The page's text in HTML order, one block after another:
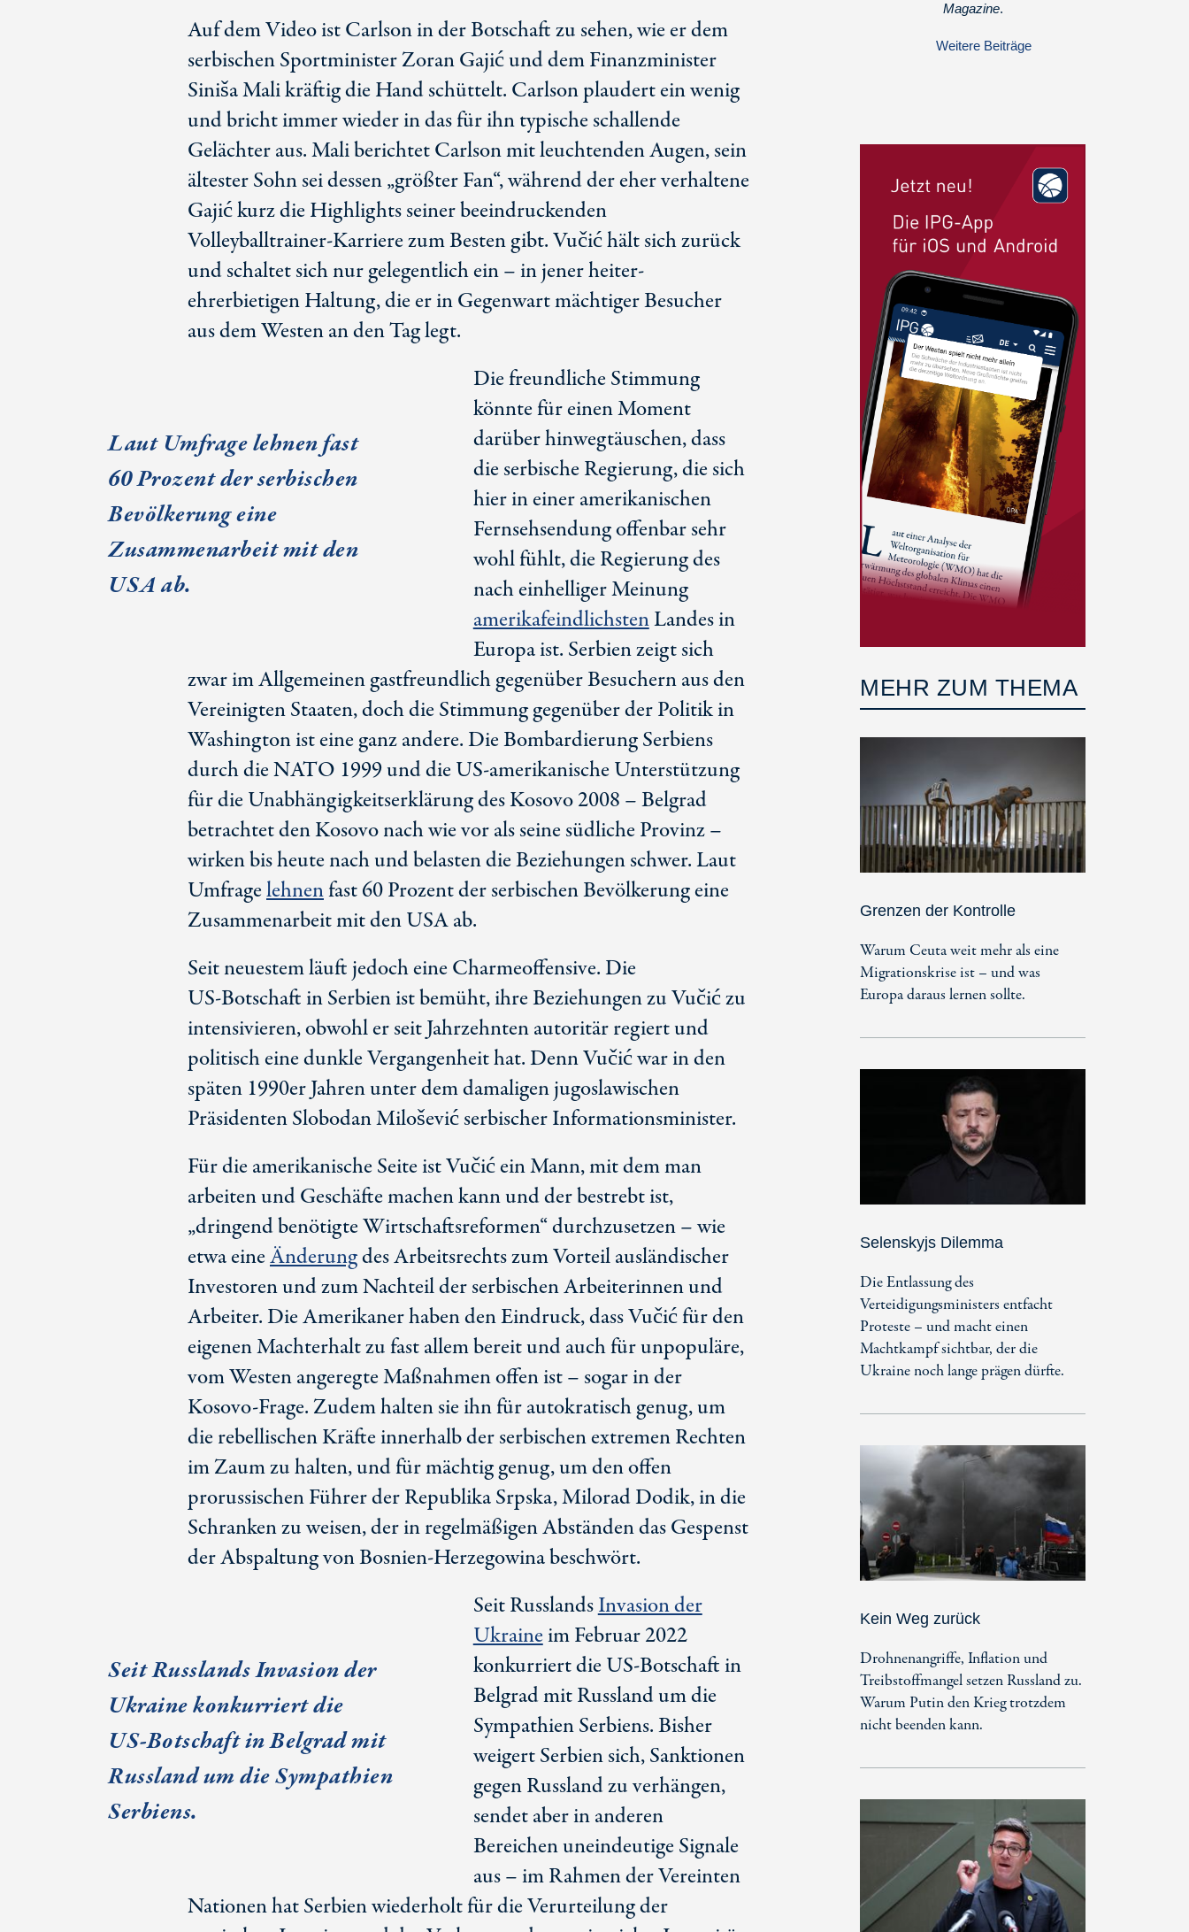
Auf dem Video ist Carlson in der Botschaft zu sehen, wie er dem
serbischen Sportminister Zoran Gajić und dem Finanzminister
Siniša Mali kräftig die Hand schüttelt. Carlson plaudert ein wenig
und bricht immer wieder in das für ihn typische schallende
Gelächter aus. Mali berichtet Carlson mit leuchtenden Augen, sein
ältester Sohn sei dessen „größter Fan“, während der eher verhaltene
Gajić kurz die Highlights seiner beeindruckenden
Volleyballtrainer-Karriere zum Besten gibt. Vučić hält sich zurück
und schaltet sich nur gelegentlich ein – in jener heiter-
ehrerbietigen Haltung, die er in Gegenwart mächtiger Besucher
aus dem Westen an den Tag legt.
Laut Umfrage lehnen fast
60 Prozentder serbischen
Bevölkerung eine
Zusammenarbeit mit den
USA ab.
Die freundliche Stimmung
könnte für einen Moment
darüber hinwegtäuschen, dass
die serbische Regierung, die sich
hier in einer amerikanischen
Fernsehsendung offenbar sehr
wohl fühlt, die Regierung des
nach einhelliger Meinung
amerikafeindlichstenLandes in
Europa ist. Serbien zeigt sich
zwar im Allgemeinen gastfreundlich gegenüber Besuchern aus den
Vereinigten Staaten, doch die Stimmung gegenüber der Politik in
Washington ist eine ganz andere. Die Bombardierung Serbiens
durch die NATO 1999 und dieUS-amerikanischeUnterstützung
für die Unabhängigkeitserklärung des Kosovo 2008 – Belgrad
betrachtet den Kosovo nach wie vor als seine südliche Provinz –
wirken bis heute nach und belasten die Beziehungen schwer. Laut
Umfragelehnenfast60 Prozentder serbischen Bevölkerung eine
Zusammenarbeit mit den USA ab.
Seit neuestem läuft jedoch eine Charmeoffensive. Die
US-Botschaftin Serbien ist bemüht, ihre Beziehungen zu Vučić zu
intensivieren, obwohl er seit Jahrzehnten autoritär regiert und
politisch eine dunkle Vergangenheit hat. Denn Vučić war in den
späten 1990er Jahren unter dem damaligen jugoslawischen
Präsidenten Slobodan Milošević serbischer Informationsminister.
Für die amerikanische Seite ist Vučić ein Mann, mit dem man
arbeiten und Geschäfte machen kann und der bestrebt ist,
„dringend benötigte Wirtschaftsreformen“ durchzusetzen – wie
etwa eineÄnderungdes Arbeitsrechts zum Vorteil ausländischer
Investoren und zum Nachteil der serbischen Arbeiterinnen und
Arbeiter. Die Amerikaner haben den Eindruck, dass Vučić für den
eigenen Machterhalt zu fast allem bereit und auch für unpopuläre,
vom Westen angeregte Maßnahmen offen ist – sogar in der
Kosovo-Frage. Zudem halten sie ihn für autokratisch genug, um
die rebellischen Kräfte innerhalb der serbischen extremen Rechten
im Zaum zu halten, und für mächtig genug, um den offen
prorussischen Führer der Republika Srpska, Milorad Dodik, in die
Schranken zu weisen, der in regelmäßigen Abständen das Gespenst
der Abspaltung von Bosnien-Herzegowina beschwört.
Seit Russlands Invasion der
Ukraine konkurriert die
US-Botschaftin Belgrad mit
Russland um die Sympathien
Serbiens.
Seit RusslandsInvasion der
Ukraineim Februar 2022
konkurriert dieUS-Botschaftin
Belgrad mit Russland um die
Sympathien Serbiens. Bisher
weigert Serbien sich, Sanktionen
gegen Russland zu verhängen,
sendet aber in anderen
Bereichen uneindeutige Signale
aus – im Rahmen der Vereinten
Nationen hat Serbien wiederholt für die Verurteilung der
Magazine.
Weitere Beiträge
MEHR ZUM THEMA
Grenzen der Kontrolle
Warum Ceuta weit mehr als eine
Migrationskrise ist – und was
Europa daraus lernen sollte.
Selenskyjs Dilemma
Die Entlassung des
Verteidigungsministers entfacht
Proteste – und macht einen
Machtkampf sichtbar, der die
Ukraine noch lange prägen dürfte.
Kein Weg zurück
Drohnenangriffe, Inflation und
Treibstoffmangel setzen Russland zu.
Warum Putin den Krieg trotzdem
nicht beenden kann.